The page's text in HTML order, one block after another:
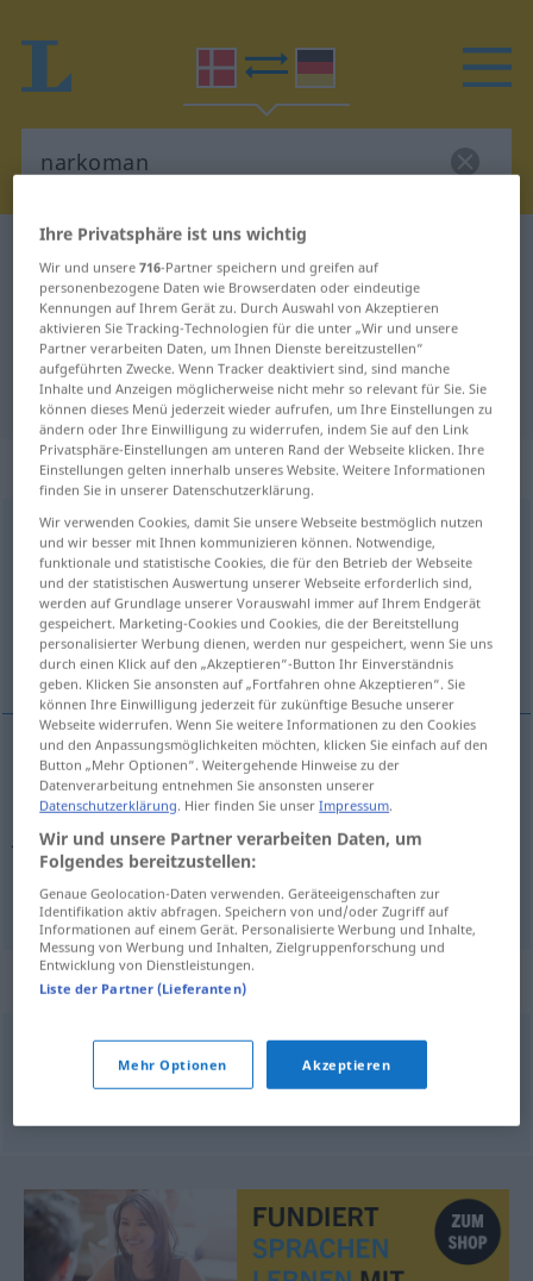
Dänisch-Deutsch Wörterbuch
Dänisch-Deutsch Übersetzung für
"narkoman"
"narkoman" Deutsch Übersetzung
„narkoman“: substantiv, navneord
narkoman [-ˈmaːʔn]su <-en;-er>
Übersicht aller Übersetzungen
(Für mehr Details die Übersetzung anklicken/antippen)
Rauschgiftsüchtiger, Junkie, Fixer
Rauschgiftsüchtige(r)m narkoman
Junkie m narkoman UMG
Fixerm narkoman UMG
Synonyme für "narkoman"
stofmisbruger
© LibreOffice
Ihre Privatsphäre ist uns wichtig
Wir und unsere716-Partner speichern und greifen auf
personenbezogene Daten wie Browserdaten oder eindeutige
Kennungen auf Ihrem Gerät zu. Durch Auswahl von Akzeptieren
aktivieren Sie Tracking-Technologien für die unter „Wir und unsere
Partner verarbeiten Daten, um Ihnen Dienste bereitzustellen“
aufgeführten Zwecke. Wenn Tracker deaktiviert sind, sind manche
Inhalte und Anzeigen möglicherweise nicht mehr so relevant für Sie. Sie
können dieses Menü jederzeit wieder aufrufen, um Ihre Einstellungen zu
ändern oder Ihre Einwilligung zu widerrufen, indem Sie auf den Link
Privatsphäre-Einstellungen am unteren Rand der Webseite klicken. Ihre
Einstellungen gelten innerhalb unseres Website. Weitere Informationen
finden Sie in unserer Datenschutzerklärung.
Wir verwenden Cookies, damit Sie unsere Webseite bestmöglich nutzen
und wir besser mit Ihnen kommunizieren können. Notwendige,
funktionale und statistische Cookies, die für den Betrieb der Webseite
und der statistischen Auswertung unserer Webseite erforderlich sind,
werden auf Grundlage unserer Vorauswahl immer auf Ihrem Endgerät
gespeichert. Marketing-Cookies und Cookies, die der Bereitstellung
personalisierter Werbung dienen, werden nur gespeichert, wenn Sie uns
durch einen Klick auf den „Akzeptieren“-Button Ihr Einverständnis
geben. Klicken Sie ansonsten auf „Fortfahren ohne Akzeptieren“. Sie
können Ihre Einwilligung jederzeit für zukünftige Besuche unserer
Webseite widerrufen. Wenn Sie weitere Informationen zu den Cookies
und den Anpassungsmöglichkeiten möchten, klicken Sie einfach auf den
Button „Mehr Optionen“. Weitergehende Hinweise zu der
Datenverarbeitung entnehmen Sie ansonsten unserer
Datenschutzerklärung. Hier finden Sie unserImpressum.
Wir und unsere Partner verarbeiten Daten, um
Folgendes bereitzustellen:
Genaue Geolocation-Daten verwenden. Geräteeigenschaften zur
Identifikation aktiv abfragen. Speichern von und/oder Zugriff auf
Informationen auf einem Gerät. Personalisierte Werbung und Inhalte,
Messung von Werbung und Inhalten, Zielgruppenforschung und
Entwicklung von Dienstleistungen.
Liste der Partner (Lieferanten)
Mehr Optionen Akzeptieren